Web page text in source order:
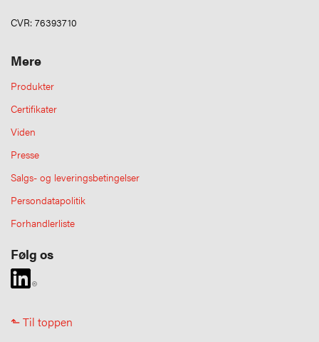
CVR: 76393710
Mere
Produkter
Certifikater
Viden
Presse
Salgs- og leveringsbetingelser
Persondatapolitik
Forhandlerliste
Følg os
⬑ Til toppen